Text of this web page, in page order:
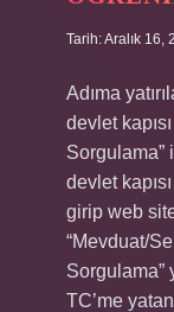
Tarih: Aralık 16,
Adıma
devlet
devlet
girip web
“Mevduat/
Sorgulama”
TC’me